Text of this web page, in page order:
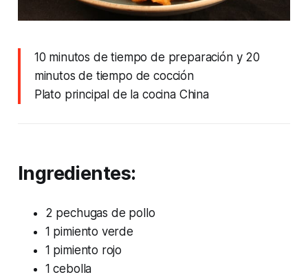
10 minutos de tiempo de preparación y 20
minutos de tiempo de cocción
Plato principal de la cocina China
Ingredientes:
2 pechugas de pollo
1 pimiento verde
1 pimiento rojo
1 cebolla